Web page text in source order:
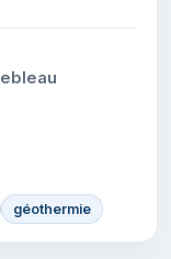
géothermie